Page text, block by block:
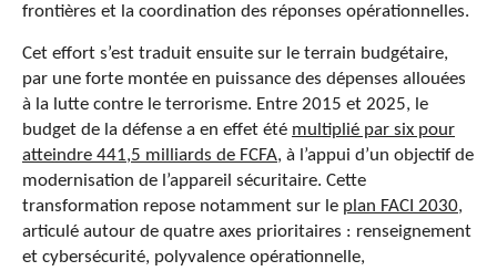
frontières et la coordination des réponses opérationnelles.
Cet effort s’est traduit ensuite sur le terrain budgétaire,
par une forte montée en puissance des dépenses allouées
à la lutte contre le terrorisme. Entre 2015 et 2025, le
budget de la défense a en effet été multiplié par six pour
atteindre 441,5 milliards de FCFA, à l’appui d’un objectif de
modernisation de l’appareil sécuritaire. Cette
transformation repose notamment sur le plan FACI 2030,
articulé autour de quatre axes prioritaires : renseignement
et cybersécurité, polyvalence opérationnelle,